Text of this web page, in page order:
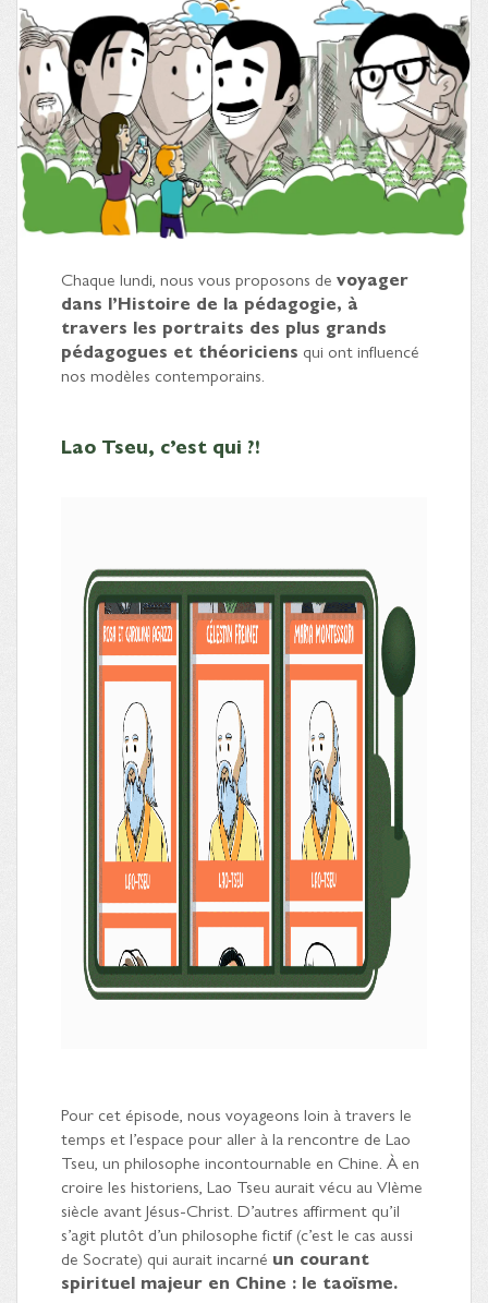
Chaque lundi, nous vous proposons de voyager
dans l’Histoire de la pédagogie, à
travers les portraits des plus grands
pédagogues et théoriciens qui ont influencé
nos modèles contemporains.
Lao Tseu, c’est qui ?!
Pour cet épisode, nous voyageons loin à travers le
temps et l’espace pour aller à la rencontre de Lao
Tseu, un philosophe incontournable en Chine. À en
croire les historiens, Lao Tseu aurait vécu au VIème
siècle avant Jésus-Christ. D’autres affirment qu’il
s’agit plutôt d’un philosophe fictif (c’est le cas aussi
de Socrate) qui aurait incarné un courant
spirituel majeur en Chine : le taoïsme.